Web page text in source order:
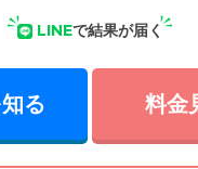
LINEで結果が届く
る 料金